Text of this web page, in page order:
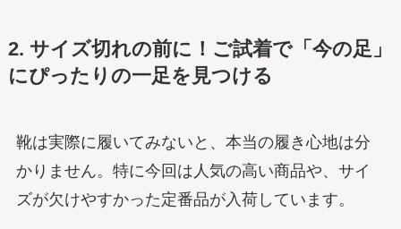
2. サイズ切れの前に！ご試着で「今の足」
にぴったりの一足を見つける
靴は実際に履いてみないと、本当の履き心地は分
かりません。特に今回は人気の高い商品や、サイ
ズが欠けやすかった定番品が入荷しています。